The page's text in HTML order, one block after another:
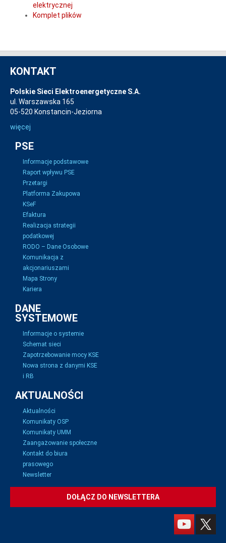
elektrycznej
Komplet plików
KONTAKT
Polskie Sieci Elektroenergetyczne S.A.
ul. Warszawska 165
05-520 Konstancin-Jeziorna
więcej
PSE
Informacje podstawowe
Raport wpływu PSE
Przetargi
Platforma Zakupowa
KSeF
Efaktura
Realizacja strategii
podatkowej
RODO – Dane Osobowe
Komunikacja z
akcjonariuszami
Mapa Strony
Kariera
DANE
SYSTEMOWE
Informacje o systemie
Schemat sieci
Zapotrzebowanie mocy KSE
Nowa strona z danymi KSE
i RB
AKTUALNOŚCI
Aktualności
Komunikaty OSP
Komunikaty UMM
Zaangażowanie społeczne
Kontakt do biura
prasowego
Newsletter
DOŁĄCZ DO NEWSLETTERA